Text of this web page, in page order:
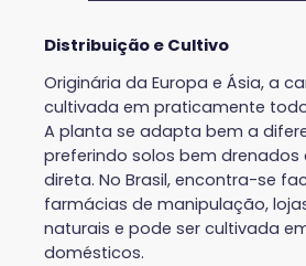
Distribuição e Cultivo
Originária da Europa e Ásia, a
cultivada em praticamente
A planta se adapta bem a
preferindo solos bem drenados
direta. No Brasil, encontra-se
farmácias de manipulação,
naturais e pode ser cultivada
domésticos.